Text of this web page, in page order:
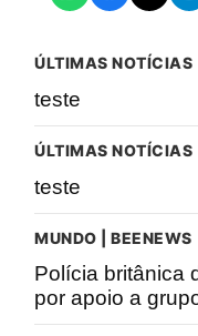
ÚLTIMAS NOTÍCIAS
teste
ÚLTIMAS NOTÍCIAS
teste
MUNDO | BEENEWS
Polícia britânica
por apoio a